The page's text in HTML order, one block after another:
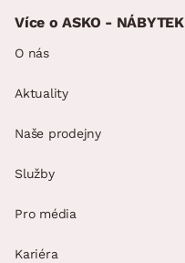
Více o ASKO - NÁBYTEK
O nás
Aktuality
Naše prodejny
Služby
Pro média
Kariéra